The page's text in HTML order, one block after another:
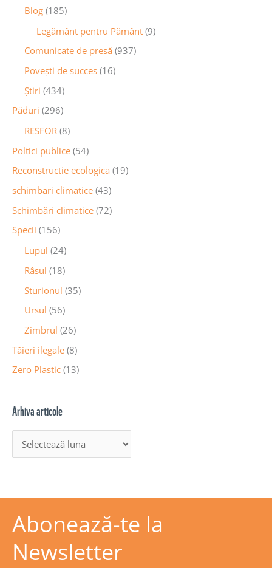
Blog (185)
Legământ pentru Pământ (9)
Comunicate de presă (937)
Povești de succes (16)
Știri (434)
Păduri (296)
RESFOR (8)
Poltici publice (54)
Reconstructie ecologica (19)
schimbari climatice (43)
Schimbări climatice (72)
Specii (156)
Lupul (24)
Râsul (18)
Sturionul (35)
Ursul (56)
Zimbrul (26)
Tăieri ilegale (8)
Zero Plastic (13)
Arhiva articole
Abonează-te la
Newsletter